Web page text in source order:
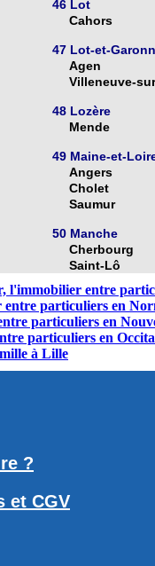
46 Lot
Cahors
47 Lot-et-
Agen
Villeneuve-
48 Lozère
Mende
49 Maine-et-
Angers
Cholet
Saumur
50 Manche
Cherbourg
Saint-Lô
l'immobilier entre
particuliers en
particuliers en
particuliers en
à Lille
?
et CGV